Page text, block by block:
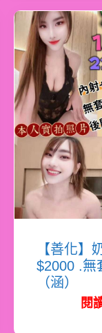
【善化】
$2000 .無
（涵）
閱